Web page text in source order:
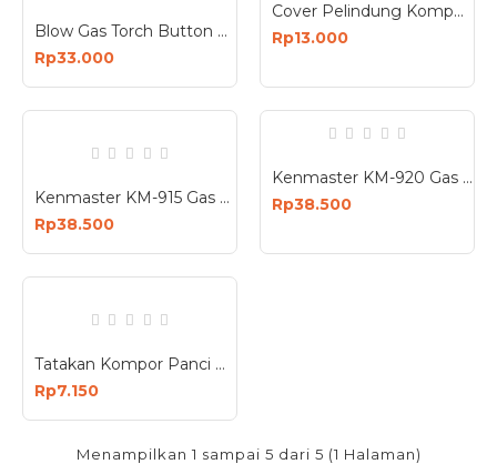
Blow Gas Torch Button Pemantik Api Tombol HL Pro 1300
Rp33.000
Cover Pelindung Kompor Gas Dudukan Kaki Stainless
Rp13.000
Kenmaster KM-915 Gas Torch Blow Flame Gun Pemantik Api Otomatis
Rp38.500
Kenmaster KM-920 Gas Torch Pemantik Butane Flame Gun
Rp38.500
Tatakan Kompor Panci Mini Bulat Bahan Besi Alas Dudukan Universal Stove Rack
Rp7.150
Menampilkan 1 sampai 5 dari 5 (1 Halaman)